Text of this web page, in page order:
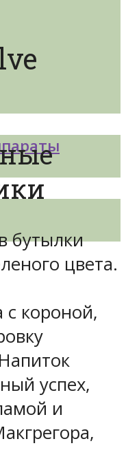
бутылки
цвета.
с короной,
успех,
и